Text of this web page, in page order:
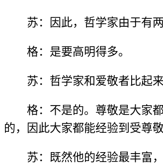
苏：因此，哲学家由于有
格：是要高明得多。
苏：哲学家和爱敬者比起
格：不是的。尊敬是大家
的，因此大家都能经验到受尊
苏：既然他的经验最丰富